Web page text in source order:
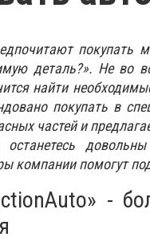
покупать
деталь?». Не во
найти
покупать в
частей и
компании помогут
-